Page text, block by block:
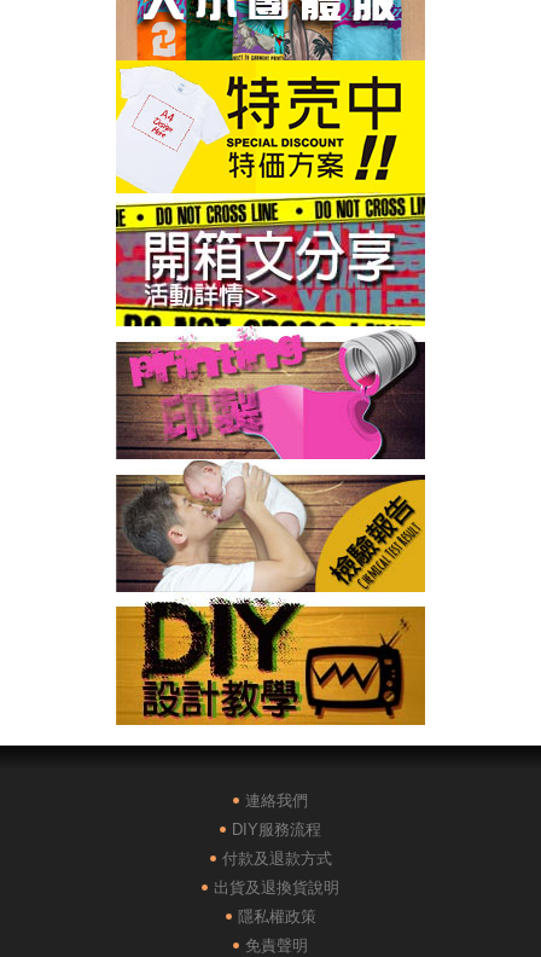
連絡我們
DIY服務流程
付款及退款方式
出貨及退換貨說明
隱私權政策
免責聲明